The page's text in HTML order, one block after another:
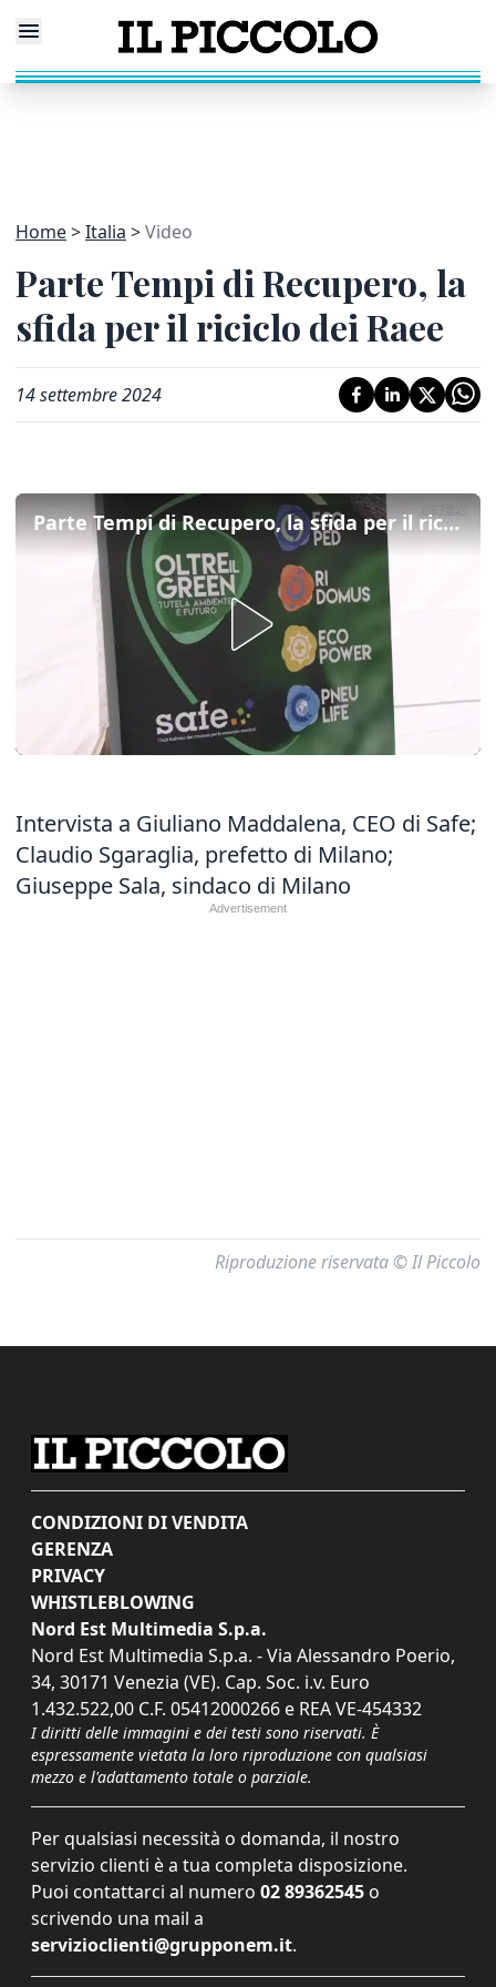
Home Italia Video
Parte Tempi di Recupero, la
sfida per il riciclo dei Raee
14 settembre 2024
Parte Tempi di Recupero, la sfida per il riciclo dei Raee
Intervista a Giuliano Maddalena, CEO di Safe;
Claudio Sgaraglia, prefetto di Milano;
Giuseppe Sala, sindaco di Milano
Riproduzione riservata © Il Piccolo
CONDIZIONI DI VENDITA
GERENZA
PRIVACY
WHISTLEBLOWING
Nord Est Multimedia S.p.a.
Nord Est Multimedia S.p.a. - Via Alessandro Poerio,
34, 30171 Venezia (VE). Cap. Soc. i.v. Euro
1.432.522,00 C.F. 05412000266 e REA VE-454332
I diritti delle immagini e dei testi sono riservati. È
espressamente vietata la loro riproduzione con qualsiasi
mezzo e l'adattamento totale o parziale.
Per qualsiasi necessità o domanda, il nostro
servizio clienti è a tua completa disposizione.
Puoi contattarci al numero 02 89362545 o
scrivendo una mail a
servizioclienti@grupponem.it.